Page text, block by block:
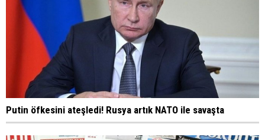
Putin öfkesini ateşledi! Rusya artık NATO ile savaşta